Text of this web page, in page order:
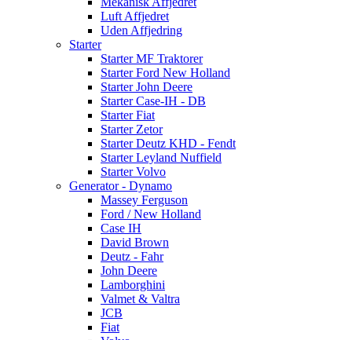
Luft Affjedret
Uden Affjedring
Starter
Starter MF Traktorer
Starter Ford New Holland
Starter John Deere
Starter Case-IH - DB
Starter Fiat
Starter Zetor
Starter Deutz KHD - Fendt
Starter Leyland Nuffield
Starter Volvo
Generator - Dynamo
Massey Ferguson
Ford / New Holland
Case IH
David Brown
Deutz - Fahr
John Deere
Lamborghini
Valmet & Valtra
JCB
Fiat